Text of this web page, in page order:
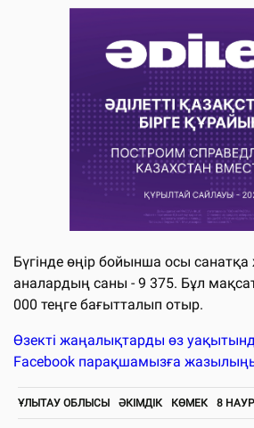
Бүгінде өңір бойынша осы
аналардың саны - 9 375. Бұл
000 теңге бағытталып отыр.
Өзекті жаңалықтарды өз
Facebook парақшамызға
ҰЛЫТАУ ОБЛЫСЫ ӘКІМДІК КӨМЕК 8